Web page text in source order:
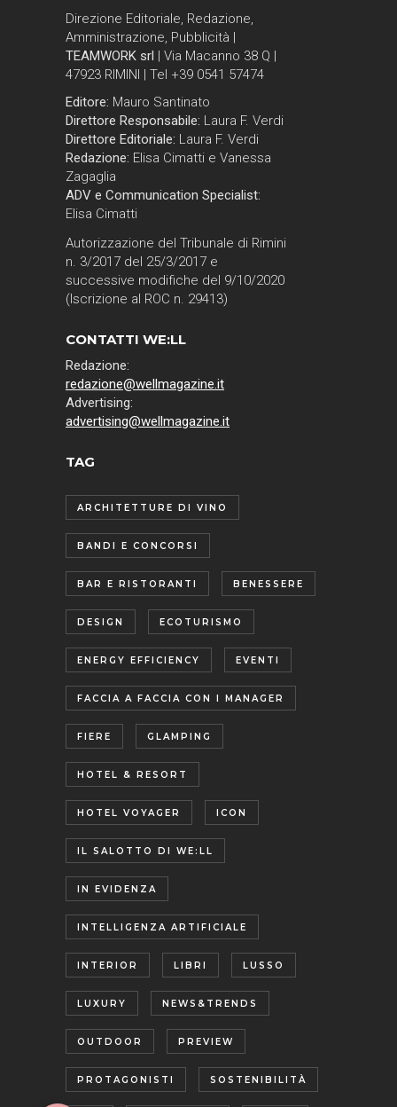
Direzione Editoriale, Redazione,
Amministrazione, Pubblicità |
TEAMWORK srl | Via Macanno 38 Q |
47923 RIMINI | Tel +39 0541 57474
Editore: Mauro Santinato
Direttore Responsabile: Laura F. Verdi
Direttore Editoriale: Laura F. Verdi
Redazione: Elisa Cimatti e Vanessa
Zagaglia
ADV e Communication Specialist:
Elisa Cimatti
Autorizzazione del Tribunale di Rimini
n. 3/2017 del 25/3/2017 e
successive modifiche del 9/10/2020
(Iscrizione al ROC n. 29413)
CONTATTI WE:LL
Redazione:
redazione@wellmagazine.it
Advertising:
advertising@wellmagazine.it
TAG
ARCHITETTURE DI VINO
BANDI E CONCORSI
BAR E RISTORANTI BENESSERE
DESIGN ECOTURISMO
ENERGY EFFICIENCY EVENTI
FACCIA A FACCIA CON I MANAGER
FIERE GLAMPING
HOTEL & RESORT
HOTEL VOYAGER ICON
IL SALOTTO DI WE:LL
IN EVIDENZA
INTELLIGENZA ARTIFICIALE
INTERIOR LIBRI LUSSO
LUXURY NEWS&TRENDS
OUTDOOR PREVIEW
PROTAGONISTI SOSTENIBILITÀ